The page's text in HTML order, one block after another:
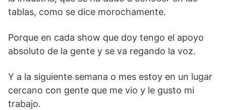
tablas, como se dice morochamente.
Porque en cada show que doy tengo el apoyo
absoluto de la gente y se va regando la voz.
Y a la siguiente semana o mes estoy en un lugar
cercano con gente que me vio y le gusto mi
trabajo.